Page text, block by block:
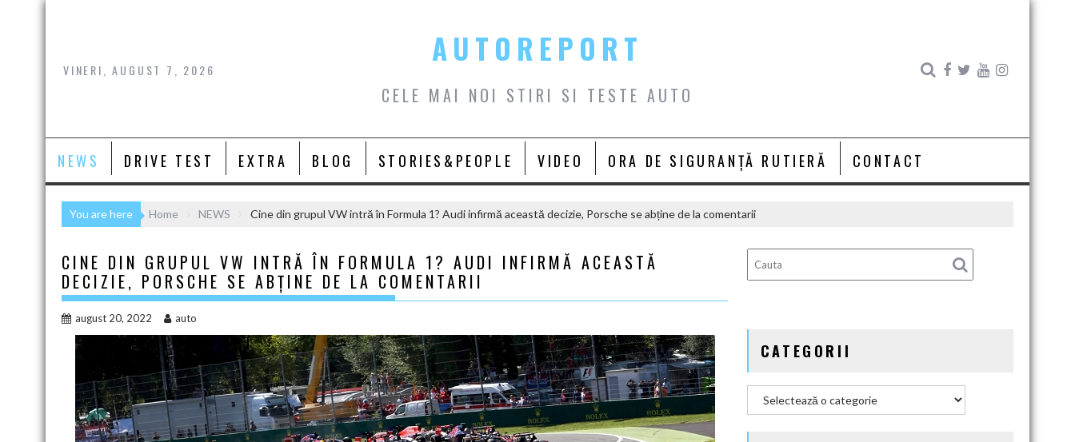
Skip
VINERI, AUGUST 7, 2026
AUTOREPORT
CELE MAI NOI STIRI SI TESTE AUTO
NEWS DRIVE TEST EXTRA BLOG STORIES&PEOPLE VIDEO ORA DE SIGURANȚĂ RUTIERĂ CONTACT
You are here Home NEWS Cine din grupul VW intră în Formula 1? Audi infirmă această decizie, Porsche se abține de la comentarii
CINE DIN GRUPUL VW INTRĂ ÎN FORMULA 1? AUDI INFIRMĂ ACEASTĂ
DECIZIE, PORSCHE SE ABȚINE DE LA COMENTARII
august 20, 2022 auto
CATEGORII